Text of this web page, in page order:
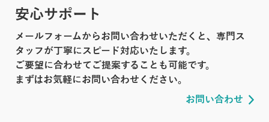
安心サポート
メールフォームからお問い合わせいただくと、専門ス
タッフが丁寧にスピード対応いたします。
ご要望に合わせてご提案することも可能です。
まずはお気軽にお問い合わせください。
お問い合わせ